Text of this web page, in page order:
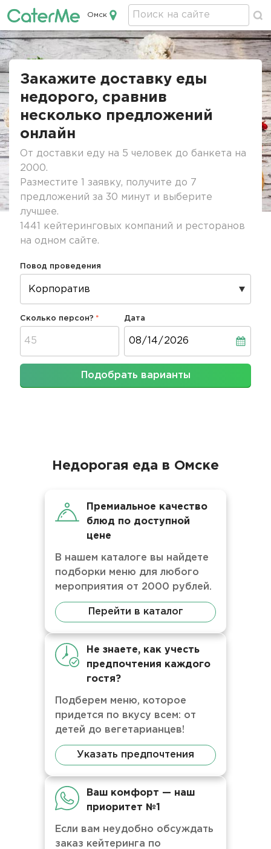
Кейтеринг в Омске
Омск
Строка
Закажите доставку еды
недорого, сравнив
несколько предложений
онлайн
От доставки еду на 5 человек до банкета на
2000.
Разместите 1 заявку, получите до 7
предложений за 30 минут и выберите
лучшее.
1441 кейтеринговых компаний и ресторанов
на одном сайте.
Повод проведения
Сколько персон? Дата
Подобрать варианты
Недорогая еда в Омске
Премиальное качество
блюд по доступной
цене
В нашем каталоге вы найдете
подборки меню для любого
мероприятия от 2000 рублей.
Перейти в каталог
Не знаете, как учесть
предпочтения каждого
гостя?
Подберем меню, которое
придется по вкусу всем: от
детей до вегетарианцев!
Указать предпочтения
Ваш комфорт — наш
приоритет №1
Если вам неудобно обсуждать
заказ кейтеринга по